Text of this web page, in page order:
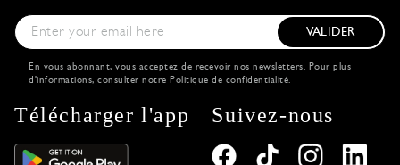
VALIDER
En vous abonnant, vous acceptez de recevoir nos newsletters. Pour plus
d'informations, consulter notre Politique de confidentialité.
Télécharger l'app Suivez-nous